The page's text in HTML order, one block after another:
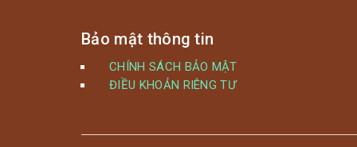
Bảo mật thông tin
CHÍNH SÁCH BẢO MẬT
ĐIỀU KHOẢN RIÊNG TƯ